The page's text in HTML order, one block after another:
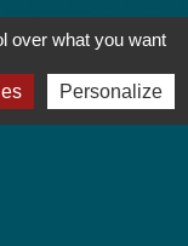
over what you want
Personalize